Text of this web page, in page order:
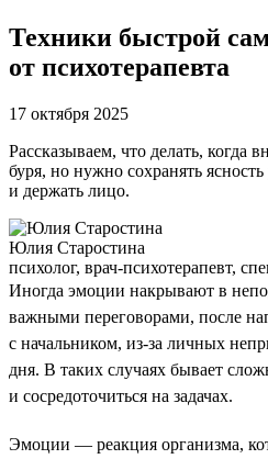
Техники быстрой
от психотерапевта
17 октября 2025
Рассказываем, что делать, когда
буря, но нужно сохранять
и держать лицо.
Юлия Старостина
психолог, врач-психотерапевт,
Иногда эмоции накрывают в
важными переговорами, после
с начальником, из-за личных
дня. В таких случаях бывает
и сосредоточиться на задачах.
Эмоции — реакция организма,